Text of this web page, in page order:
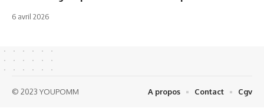
6 avril 2026
© 2023 YOUPOMM A propos Contact Cgv